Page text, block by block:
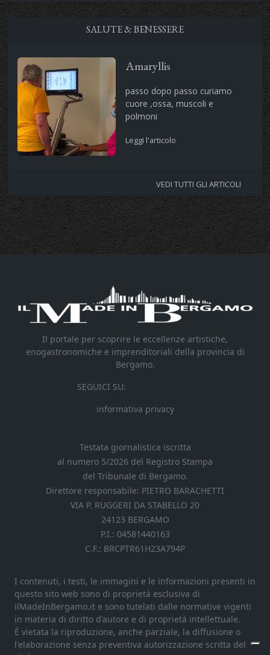
SALUTE & BENESSERE
Amaryllis
passo dopo passo curiamo
cuore ,ossa, muscoli e
polmoni
Leggi l'articolo
VEDI TUTTI GLI ARTICOLI
Il portale per scoprire le eccellenze artistiche,
enogastronomiche e imprenditoriali della provincia di
Bergamo.
SEGUICI SU:
informativa privacy
Testata giornalistica iscritta
al numero 5/2026 del Registro Stampa
del Tribunale di Bergamo.
Direttore responsabile: PIETRO BARACHETTI
VIA P. RUGGERI DA STABELLO 20
24123 BERGAMO
P.I.: 04581440163
C.F.: BRCPTR61H23A794P
I contenuti, i testi, le immagini e le informazioni presenti in
questo sito web sono di proprietà esclusiva di
ilMadeInBergamo.it e sono tutelati dalle normative vigenti
in materia di diritto d'autore e di proprietà intellettuale.
È vietata la riproduzione, anche parziale, la diffusione o
l'elaborazione senza preventiva autorizzazione scritta del